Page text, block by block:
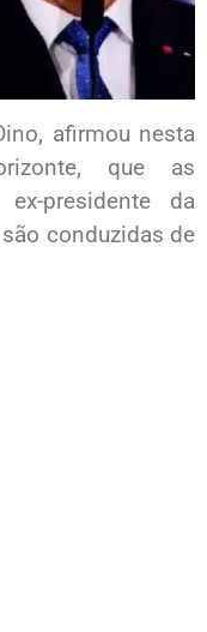
afirmou nesta
que as
presidente da
conduzidas de